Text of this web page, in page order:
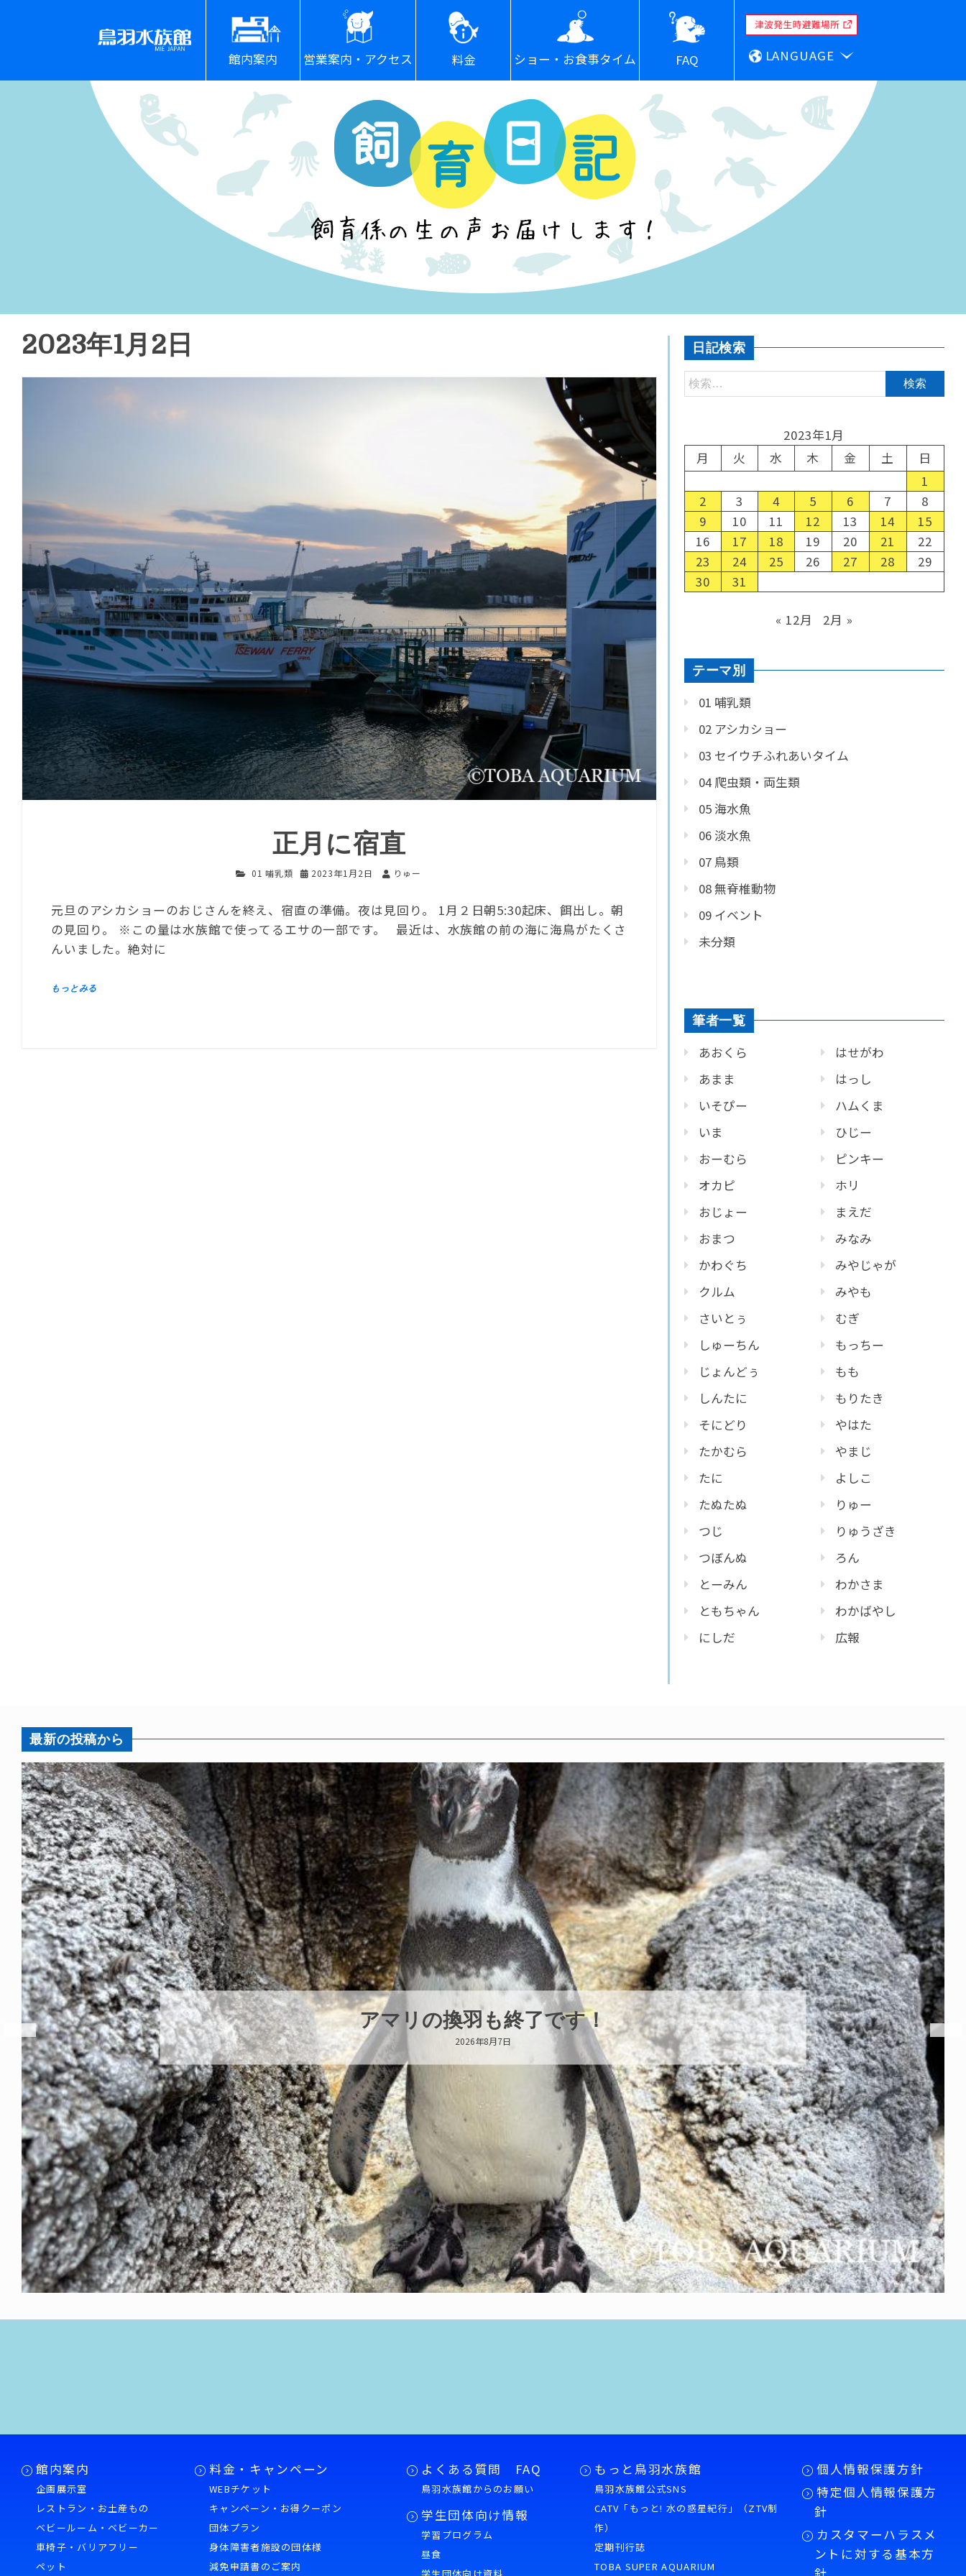
館内案内 営業案内・アクセス 料金 ショー・お食事タイム FAQ LANGUAGE
2023年1月2日
正月に宿直
01 哺乳類 2023年1月2日 りゅー
元旦のアシカショーのおじさんを終え、宿直の準備。夜は見回り。 1月２日朝5:30起床、餌出し。朝
の見回り。 ※この量は水族館で使ってるエサの一部です。 最近は、水族館の前の海に海鳥がたくさ
んいました。絶対に
日記検索
2023年1月
月
火 水 木 金 土
日
1
2
3 4 5 6 7
8
9
10 11 12 13 14
15
16
17 18 19 20 21
22
23
24 25 26 27 28
29
30
31
« 12月 2月 »
テーマ別
01 哺乳類
02 アシカショー
03 セイウチふれあいタイム
04 爬虫類・両生類
05 海水魚
06 淡水魚
07 鳥類
08 無脊椎動物
09 イベント
未分類
筆者一覧
あおくら
あまま
いそぴー
いま
おーむら
オカピ
おじょー
おまつ
かわぐち
クルム
さいとぅ
しゅーちん
じょんどぅ
しんたに
そにどり
たかむら
たに
たぬたぬ
つじ
つぼんぬ
とーみん
ともちゃん
にしだ
はせがわ
はっし
ハムくま
ひじー
ピンキー
ホリ
まえだ
みなみ
みやじゃが
みやも
むぎ
もっちー
もも
もりたき
やはた
やまじ
よしこ
りゅー
りゅうざき
ろん
わかさま
わかばやし
広報
最新の投稿から
トビウオ幼魚展示中！
2026年8月6日
館内案内
企画展示室
レストラン・お土産もの
ベビールーム・ベビーカー
車椅子・バリアフリー
ペット
料金・キャンペーン
WEBチケット
キャンペーン・お得クーポン
団体プラン
身体障害者施設の団体様
減免申請書のご案内
よくある質問 FAQ
鳥羽水族館からのお願い
学生団体向け情報
学習プログラム
昼食
もっと鳥羽水族館
鳥羽水族館公式SNS
CATV「もっと! 水の惑星紀行」（ZTV制
作）
定期刊行誌
TOBA SUPER AQUARIUM
個人情報保護方針
特定個人情報保護方
針
カスタマーハラスメ
ントに対する基本方